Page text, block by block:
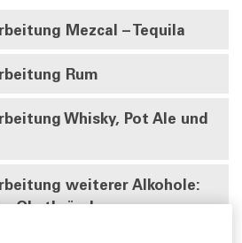
Mezcal – Tequila
Rum
Whisky, Pot Ale und
weiterer Alkohole:
Obstbrände